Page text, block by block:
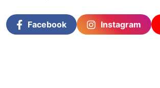
Facebook Instagram